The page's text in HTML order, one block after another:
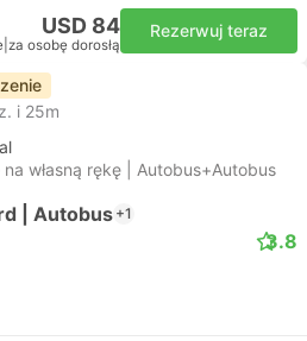
USD 84
za osobę dorosłą
Rezerwuj teraz
i 25m
własną rękę | Autobus+Autobus
| Autobus+1
3.8